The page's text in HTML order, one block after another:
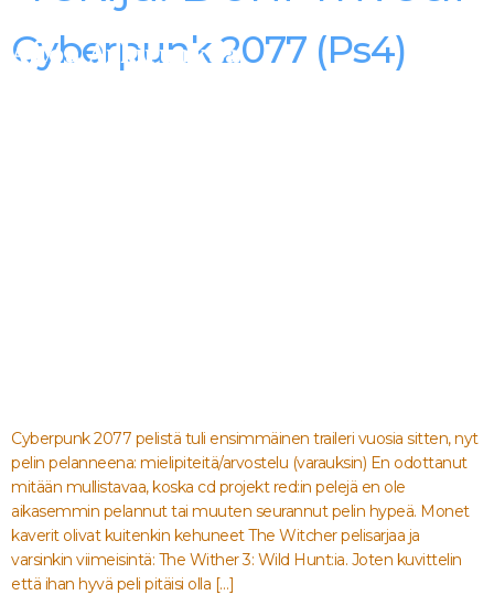
Aitoa Arkiruokaa
Cyberpunk 2077 (Ps4)
Cyberpunk 2077 pelistä tuli ensimmäinen traileri vuosia sitten, nyt
pelin pelanneena: mielipiteitä/arvostelu (varauksin) En odottanut
mitään mullistavaa, koska cd projekt red:in pelejä en ole
aikasemmin pelannut tai muuten seurannut pelin hypeä. Monet
kaverit olivat kuitenkin kehuneet The Witcher pelisarjaa ja
varsinkin viimeisintä: The Wither 3: Wild Hunt:ia. Joten kuvittelin
että ihan hyvä peli pitäisi olla […]